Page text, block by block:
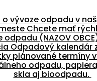
o vývoze odpadu v
Chcete mať
odpadu (NAZOV
Odpadový kalendár
plánované termíny
odpadu,
skla aj bioodpadu.